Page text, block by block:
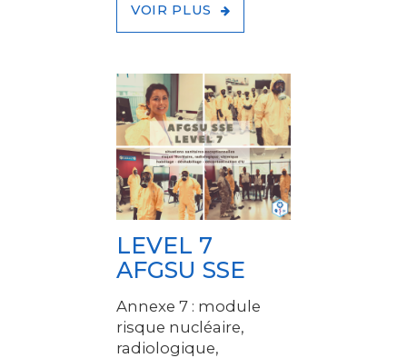
VOIR PLUS
LEVEL 7
AFGSU SSE
Annexe 7 : module
risque nucléaire,
radiologique,